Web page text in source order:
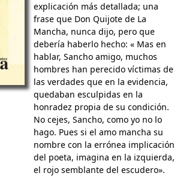
explicación más detallada; una
frase que Don Quijote de La
Mancha, nunca dijo, pero que
debería haberlo hecho: « Mas en
hablar, Sancho amigo, muchos
hombres han perecido víctimas de
las verdades que en la evidencia,
quedaban esculpidas en la
honradez propia de su condición.
No cejes, Sancho, como yo no lo
hago. Pues si el amo mancha su
nombre con la errónea implicación
del poeta, imagina en la izquierda,
el rojo semblante del escudero».